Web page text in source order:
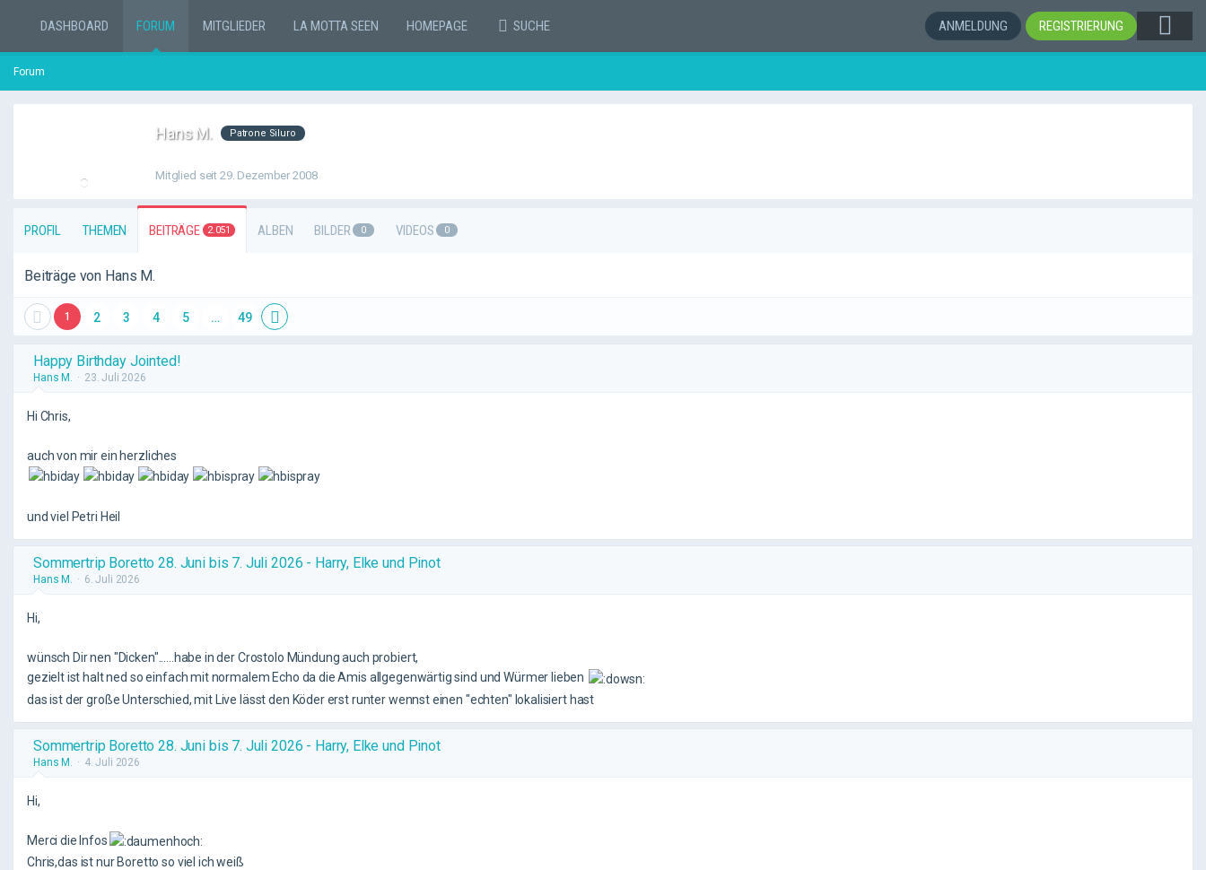
DASHBOARD FORUM MITGLIEDER LA MOTTA SEEN HOMEPAGE SUCHE ANMELDUNG REGISTRIERUNG
Forum
Hans M. Patrone Siluro
Mitglied seit 29. Dezember 2008
PROFIL THEMEN BEITRÄGE 2.051 ALBEN BILDER 0 VIDEOS 0
Beiträge von Hans M.
1 2 3 4 5 … 49
Happy Birthday Jointed!
Hans M. 23. Juli 2026
Hi Chris,
auch von mir ein herzliches
und viel Petri Heil
Sommertrip Boretto 28. Juni bis 7. Juli 2026 - Harry, Elke und Pinot
Hans M. 6. Juli 2026
Hi,
wünsch Dir nen "Dicken"......habe in der Crostolo Mündung auch probiert,
gezielt ist halt ned so einfach mit normalem Echo da die Amis allgegenwärtig sind und Würmer lieben
das ist der große Unterschied, mit Live lässt den Köder erst runter wennst einen "echten" lokalisiert hast
Sommertrip Boretto 28. Juni bis 7. Juli 2026 - Harry, Elke und Pinot
Hans M. 4. Juli 2026
Hi,
Merci die Infos
Chris,das ist nur Boretto so viel ich weiß